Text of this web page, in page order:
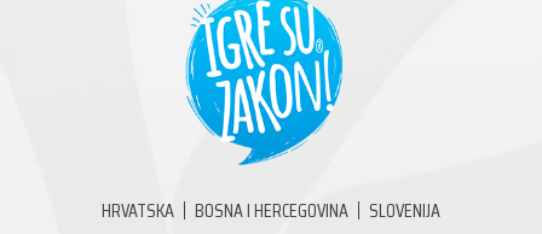
HRVATSKA BOSNA I HERCEGOVINA SLOVENIJA